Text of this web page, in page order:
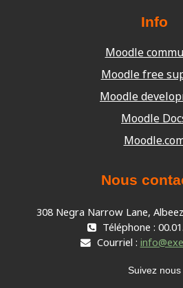
Info
Moodle
Moodle free
Moodle
Moodle
Nous
308 Negra Narrow Lane,
Téléphone :
Courriel :
Suivez nous